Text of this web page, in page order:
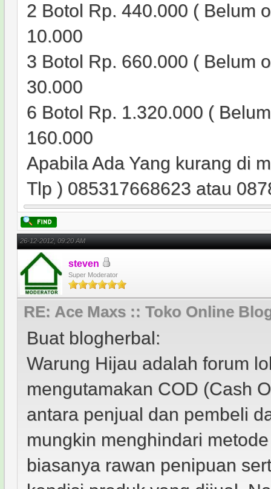
2 Botol Rp. 440.000 ( Belum
10.000
3 Botol Rp. 660.000 ( Belum
30.000
6 Botol Rp. 1.320.000 (
160.000
Apabila Ada Yang kurang di
Tlp ) 085317668623 atau
26-12-2012, 09:20 AM
steven
Super Moderator
RE: Ace Maxs :: Toko Online
Buat blogherbal:
Warung Hijau adalah forum
mengutamakan COD (Cash
antara penjual dan pembeli
mungkin menghindari
biasanya rawan penipuan